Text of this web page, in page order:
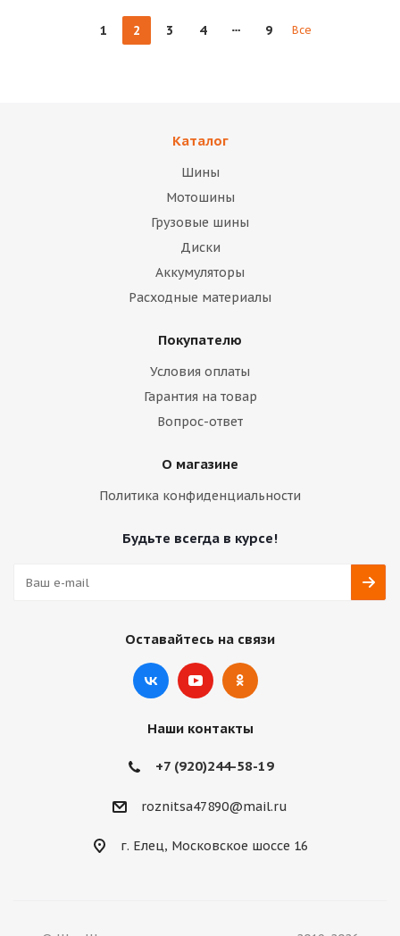
1 2 3 4 9 Все
Каталог
Шины
Мотошины
Грузовые шины
Диски
Аккумуляторы
Расходные материалы
Покупателю
Условия оплаты
Гарантия на товар
Вопрос-ответ
О магазине
Политика конфиденциальности
Будьте всегда в курсе!
Оставайтесь на связи
Наши контакты
+7 (920)244-58-19
roznitsa47890@mail.ru
г. Елец, Московское шоссе 16